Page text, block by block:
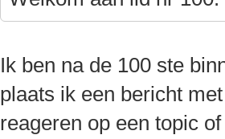
Ik ben na de 100 ste
plaats ik een bericht
reageren op een topic